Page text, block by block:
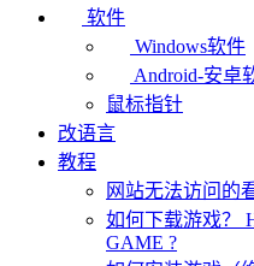
软件
Windows软件
Android-安卓
鼠标指针
改语言
教程
网站无法访问的
如何下载游戏？
GAME ?